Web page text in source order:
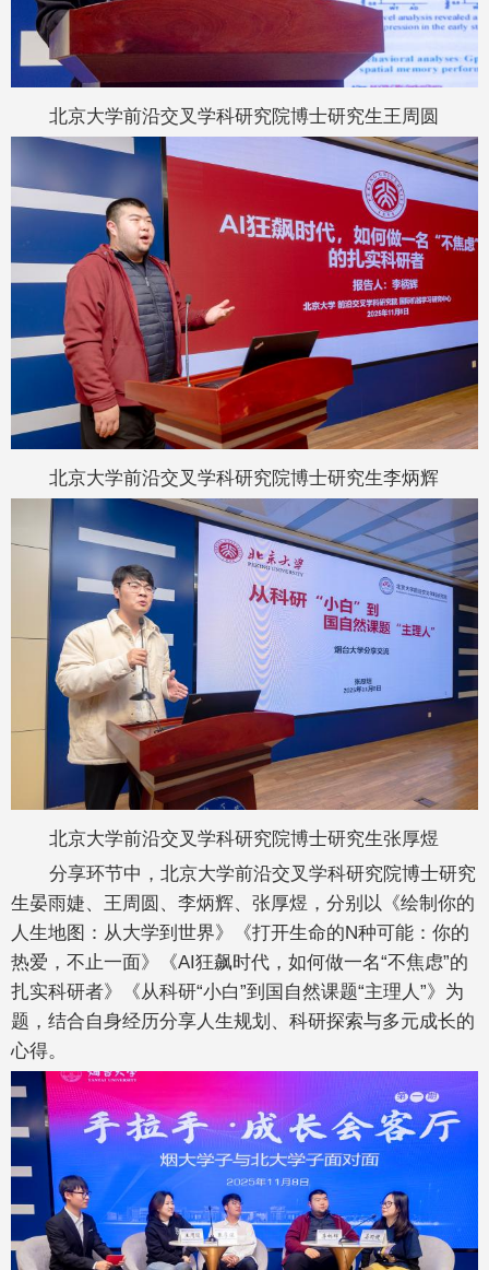
北京大学前沿交叉学科研究院博士研究生王周圆
北京大学前沿交叉学科研究院博士研究生李炳辉
北京大学前沿交叉学科研究院博士研究生张厚煜
分享环节中，北京大学前沿交叉学科研究院博士研究
生晏雨婕、王周圆、李炳辉、张厚煜，分别以《绘制你的
人生地图：从大学到世界》《打开生命的N种可能：你的
热爱，不止一面》《AI狂飙时代，如何做一名“不焦虑”的
扎实科研者》《从科研“小白”到国自然课题“主理人”》为
题，结合自身经历分享人生规划、科研探索与多元成长的
心得。